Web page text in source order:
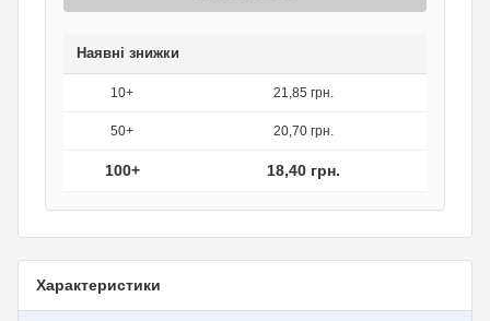
Наявні знижки
10+ 21,85 грн.
50+ 20,70 грн.
100+ 18,40 грн.
Характеристики